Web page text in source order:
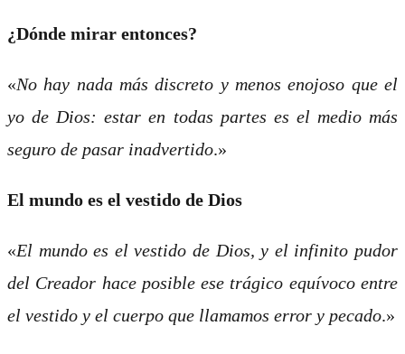
¿Dónde mirar entonces?
«No hay nada más discreto y menos enojoso que el
yo de Dios: estar en todas partes es el medio más
seguro de pasar inadvertido.»
El mundo es el vestido de Dios
«El mundo es el vestido de Dios, y el infinito pudor
del Creador hace posible ese trágico equívoco entre
el vestido y el cuerpo que llamamos error y pecado.»